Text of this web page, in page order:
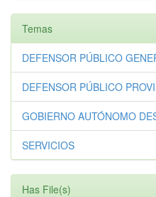
Temas
DEFENSOR PÚBLICO
DEFENSOR PÚBLICO
GOBIERNO AUTÓNOMO
SERVICIOS
Has File(s)